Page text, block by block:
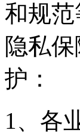
和规
隐私保
护：
1、